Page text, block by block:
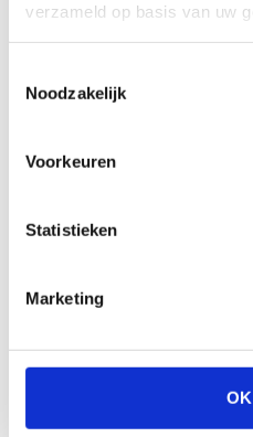
verzameld op basis van uw
Noodzakelijk
Voorkeuren
Statistieken
Marketing
OK